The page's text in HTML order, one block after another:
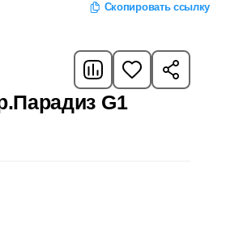
Скопировать ссылку
G1